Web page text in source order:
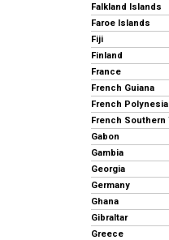
Falkland Islands
Faroe Islands
Fiji
Finland
France
French Guiana
French Polynesia
Gabon
Gambia
Georgia
Germany
Ghana
Gibraltar
Greece